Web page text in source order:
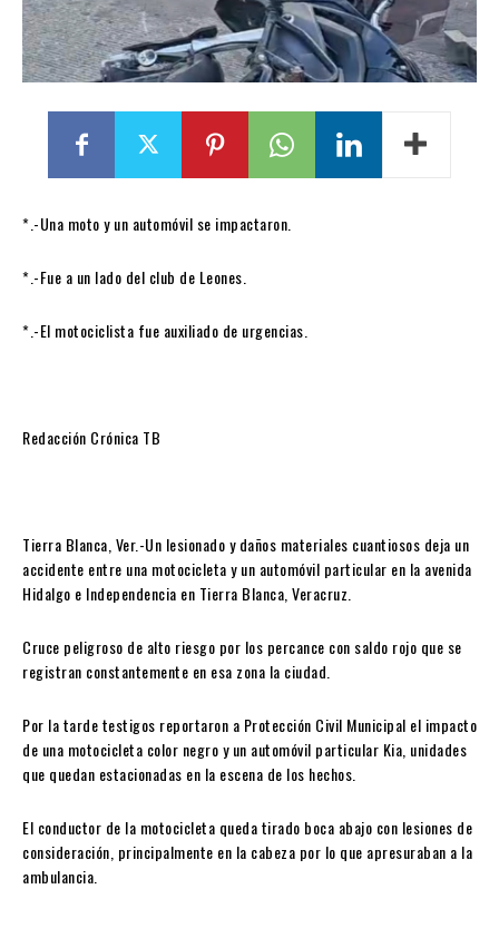
*.-Una moto y un automóvil se impactaron.
*.-Fue a un lado del club de Leones.
*.-El motociclista fue auxiliado de urgencias.
Redacción Crónica TB
Tierra Blanca, Ver.-Un lesionado y daños materiales cuantiosos deja un
accidente entre una motocicleta y un automóvil particular en la avenida
Hidalgo e Independencia en Tierra Blanca, Veracruz.
Cruce peligroso de alto riesgo por los percance con saldo rojo que se
registran constantemente en esa zona la ciudad.
Por la tarde testigos reportaron a Protección Civil Municipal el impacto
de una motocicleta color negro y un automóvil particular Kia, unidades
que quedan estacionadas en la escena de los hechos.
El conductor de la motocicleta queda tirado boca abajo con lesiones de
consideración, principalmente en la cabeza por lo que apresuraban a la
ambulancia.